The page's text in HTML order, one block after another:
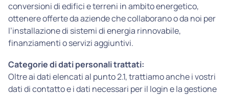
conversioni di edifici e terreni in ambito energetico,
ottenere offerte da aziende che collaborano o da noi per
l’installazione di sistemi di energia rinnovabile,
finanziamenti o servizi aggiuntivi.
Categorie di dati personali trattati:
Oltre ai dati elencati al punto 2.1, trattiamo anche i vostri
dati di contatto e i dati necessari per il login e la gestione